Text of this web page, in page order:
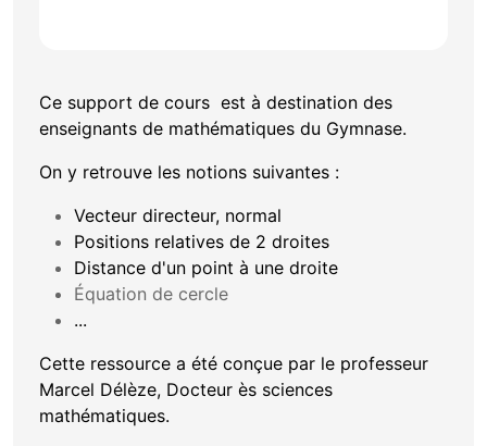
Ce support de cours est à destination des
enseignants de mathématiques du Gymnase.
On y retrouve les notions suivantes :
Vecteur directeur, normal
Positions relatives de 2 droites
Distance d'un point à une droite
Équation de cercle
...
Cette ressource a été conçue par le professeur
Marcel Délèze, Docteur ès sciences
mathématiques.